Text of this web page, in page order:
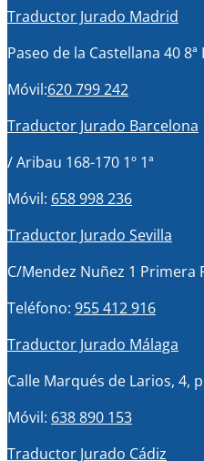
Traductor Jurado Madrid
Paseo de la Castellana 40 8ª
Móvil:620 799 242
Traductor Jurado Barcelona
/ Aribau 168-170 1º 1ª
Móvil: 658 998 236
Traductor Jurado Sevilla
C/Mendez Nuñez 1 Primera
Teléfono: 955 412 916
Traductor Jurado Málaga
Calle Marqués de Larios, 4,
Móvil: 638 890 153
Traductor Jurado Cádiz